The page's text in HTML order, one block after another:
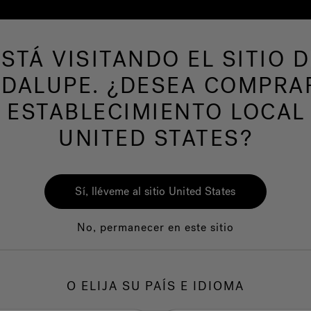
hidromasaje Más productos Nuestra
Servicio al
VISITANDO EL SITIO
¿DESEA
ESTABLECIMIENTO LOCAL
UNITED STATES?
Sí, lléveme al sitio United States
No, permanecer en este sitio
O ELIJA SU PAÍS E IDIOMA